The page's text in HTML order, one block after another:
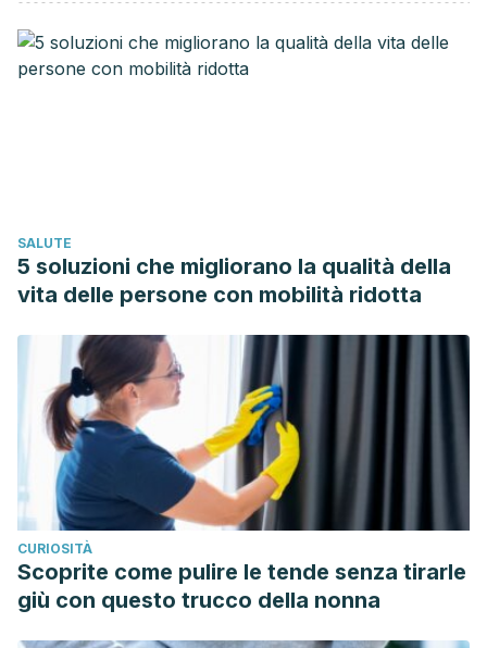
SALUTE
5 soluzioni che migliorano la qualità della
vita delle persone con mobilità ridotta
CURIOSITÀ
Scoprite come pulire le tende senza tirarle
giù con questo trucco della nonna